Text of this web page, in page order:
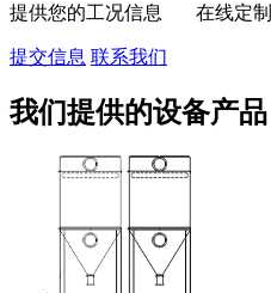
提供您的工况信息 在线定制
提交信息 联系我们
我们提供的设备产品